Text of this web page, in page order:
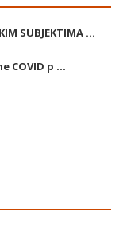
SUBJEKTIMA ...
COVID p ...